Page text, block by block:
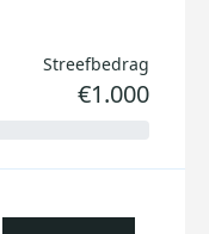
Streefbedrag
€1.000